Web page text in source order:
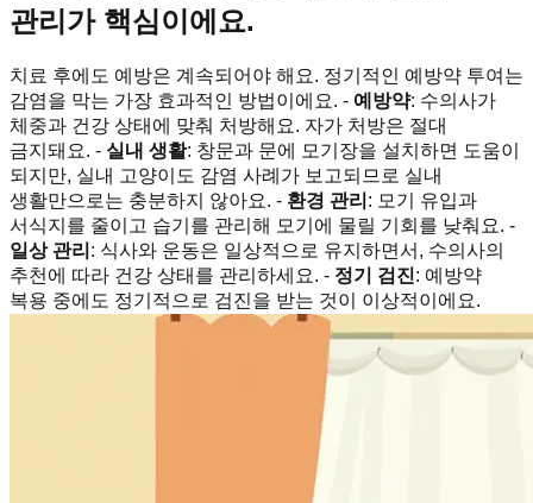
관리가 핵심이에요.
치료 후에도 예방은 계속되어야 해요. 정기적인 예방약 투여는
감염을 막는 가장 효과적인 방법이에요. - 예방약: 수의사가
체중과 건강 상태에 맞춰 처방해요. 자가 처방은 절대
금지돼요. - 실내 생활: 창문과 문에 모기장을 설치하면 도움이
되지만, 실내 고양이도 감염 사례가 보고되므로 실내
생활만으로는 충분하지 않아요. - 환경 관리 : 모기 유입과
서식지를 줄이고 습기를 관리해 모기에 물릴 기회를 낮춰요. -
일상 관리 : 식사와 운동은 일상적으로 유지하면서, 수의사의
추천에 따라 건강 상태를 관리하세요. - 정기 검진: 예방약
복용 중에도 정기적으로 검진을 받는 것이 이상적이에요.